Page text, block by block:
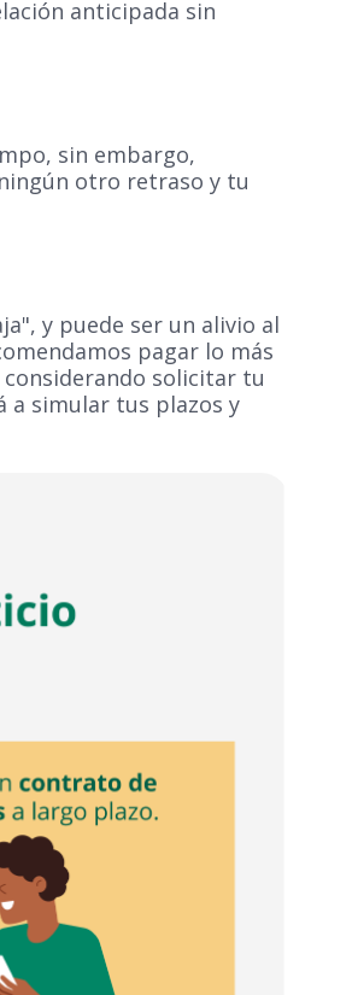
anticipada sin
sin embargo,
otro retraso y tu
y puede ser un alivio al
pagar lo más
solicitar tu
a simular tus plazos y